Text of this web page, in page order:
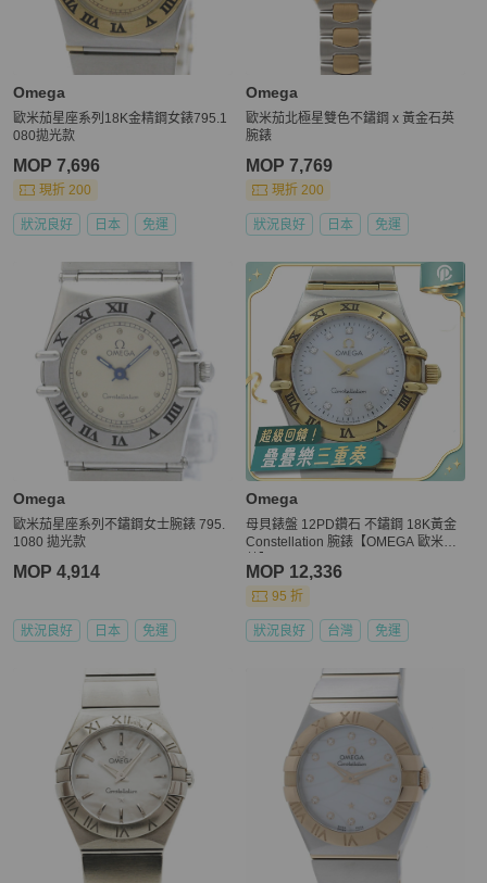
Omega
歐米茄星座系列18K金精鋼女錶795.1
080拋光款
MOP 7,696
現折 200
狀況良好 日本 免運
Omega
歐米茄北極星雙色不鏽鋼 x 黃金石英
腕錶
MOP 7,769
現折 200
狀況良好 日本 免運
Omega
歐米茄星座系列不鏽鋼女士腕錶 795.
1080 拋光款
MOP 4,914
狀況良好 日本 免運
Omega
母貝錶盤 12PD鑽石 不鏽鋼 18K黃金
Constellation 腕錶【OMEGA 歐米
MOP 12,336
95 折
狀況良好 台灣 免運